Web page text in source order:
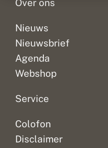
Over ons
Nieuws
Nieuwsbrief
Agenda
Webshop
Service
Colofon
Disclaimer